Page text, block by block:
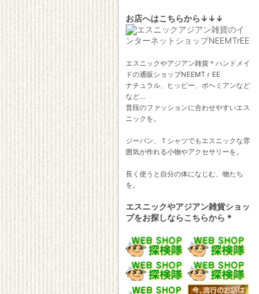
お店へはこちらから↓↓↓
エスニックやアジアン雑貨＊ハンドメイ
ドの通販ショップNEEMTｒEE
ナチュラル、ヒッピー、ボヘミアンなど
など…
普段のファッションに合わせやすいエス
ニックを。
ジーパン、Ｔシャツでもエスニックな雰
囲気が作れる小物やアクセサリーを。
長く使うと自分の体になじむ、物たち
を。
エスニックやアジアン雑貨ショッ
プをお探しならこちらから＊